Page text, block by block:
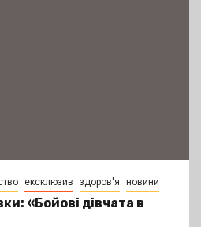
ексклюзив здоров'я новини
«Бойові дівчата в